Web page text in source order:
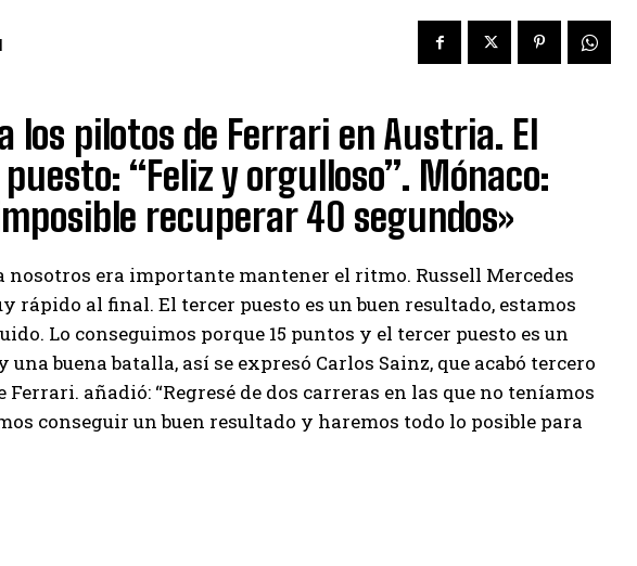
pilotos de Ferrari en Austria. El
“Feliz y orgulloso”. Mónaco:
recuperar 40 segundos»
nosotros era importante mantener el ritmo. Russell Mercedes
rápido al final. El tercer puesto es un buen resultado, estamos
Lo conseguimos porque 15 puntos y el tercer puesto es un
buena batalla, así se expresó Carlos Sainz, que acabó tercero
añadió: “Regresé de dos carreras en las que no teníamos
conseguir un buen resultado y haremos todo lo posible para